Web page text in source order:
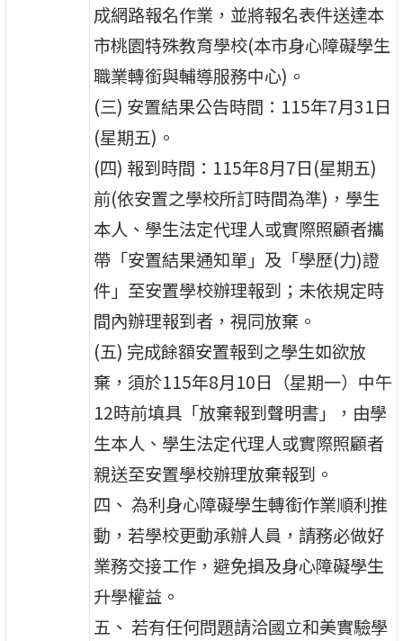
成網路報名作業，並將報名表件送達本
市桃園特殊教育學校(本市身心障礙學生
職業轉銜與輔導服務中心)。
(三) 安置結果公告時間：115年7月31日
(星期五)。
(四) 報到時間：115年8月7日(星期五)
前(依安置之學校所訂時間為準)，學生
本人、學生法定代理人或實際照顧者攜
帶「安置結果通知單」及「學歷(力)證
件」至安置學校辦理報到；未依規定時
間內辦理報到者，視同放棄。
(五) 完成餘額安置報到之學生如欲放
棄，須於115年8月10日（星期一）中午
12時前填具「放棄報到聲明書」，由學
生本人、學生法定代理人或實際照顧者
親送至安置學校辦理放棄報到。
四、 為利身心障礙學生轉銜作業順利推
動，若學校更動承辦人員，請務必做好
業務交接工作，避免損及身心障礙學生
升學權益。
五、 若有任何問題請洽國立和美實驗學